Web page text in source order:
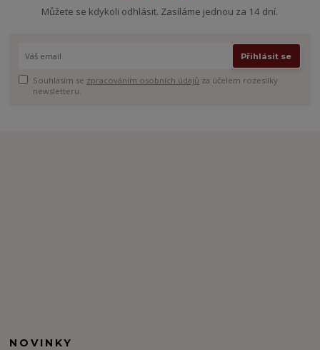
Můžete se kdykoli odhlásit. Zasíláme jednou za 14 dní.
Přihlásit se
Souhlasím se zpracováním osobních údajů za účelem rozesílky
newsletteru.
NOVINKY